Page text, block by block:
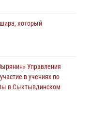
который
Управления
в учениях по
в Сыктывдинском